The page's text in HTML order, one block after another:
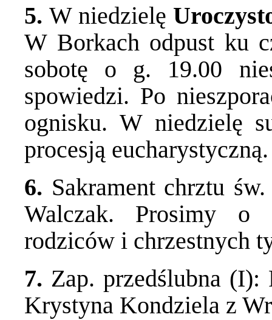
5. W niedzielę
W Borkach odpust ku
sobotę o g. 19.00
spowiedzi. Po
ognisku. W niedzielę
procesją eucharystyczną.
6. Sakrament chrztu
Walczak. Prosimy o
rodziców i chrzestnych
7. Zap. przedślubna
Krystyna Kondziela z